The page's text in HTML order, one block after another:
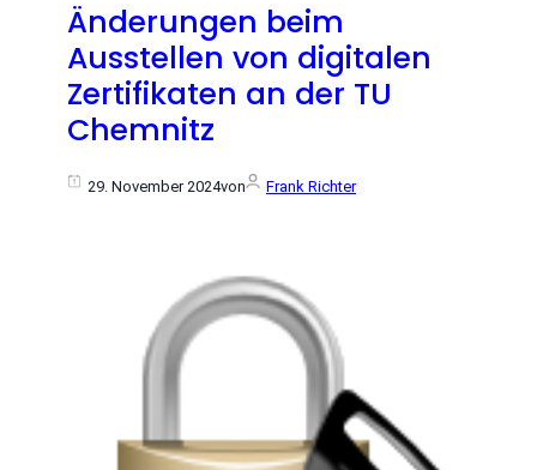
Änderungen beim
Ausstellen von digitalen
Zertifikaten an der TU
Chemnitz
29. November 2024von Frank Richter